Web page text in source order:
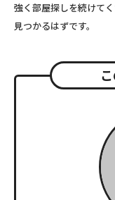
強く部屋探しを続けて
見つかるはずです。